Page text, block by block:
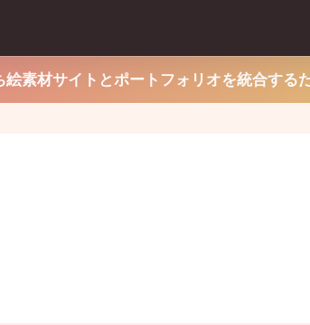
絵素材サイトとポートフォリオを統合する